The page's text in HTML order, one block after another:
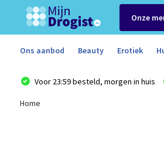
Onze
Ons aanbod Beauty Erotiek
Voor 23:59 besteld, morgen in huis
Home